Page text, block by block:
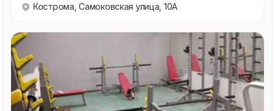
Кострома, Самоковская улица, 10А